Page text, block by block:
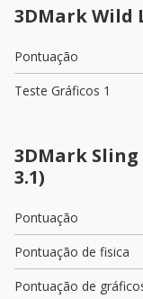
3DMark Wild
Pontuação
Teste Gráficos 1
3DMark Sling
3.1)
Pontuação
Pontuação de fisica
Pontuação de